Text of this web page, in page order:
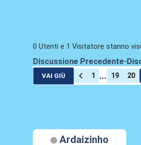
0 Utenti e 1 Visitatore stanno
Discussione Precedente-
VAI GIÙ 1 ... 19 20
Ardaizinho